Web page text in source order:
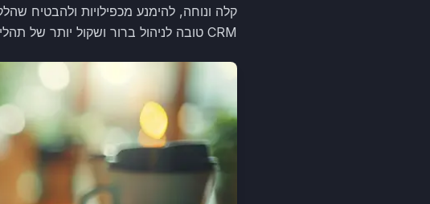
קלה ונוחה, להימנע מכפילויות ולהבטיח
CRM טובה לניהול ברור ושקול יותר של תהליכי העסק.